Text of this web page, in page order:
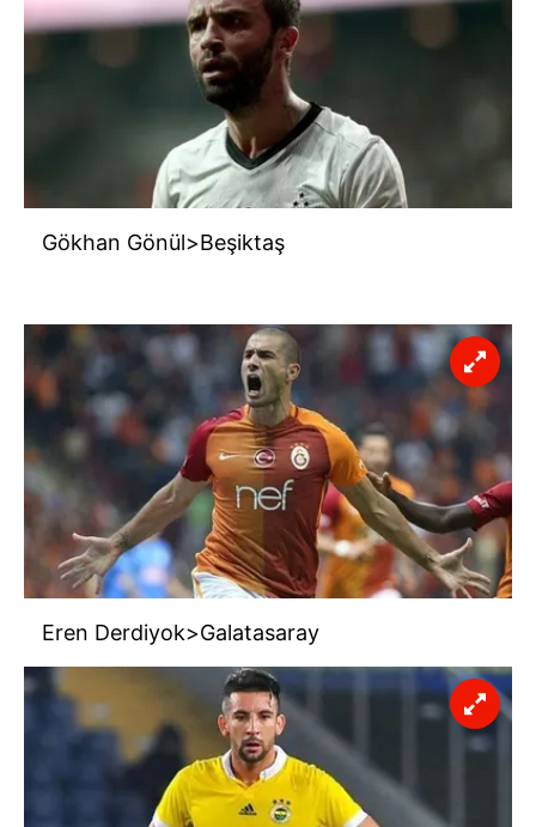
Gökhan Gönül>Beşiktaş
Eren Derdiyok>Galatasaray